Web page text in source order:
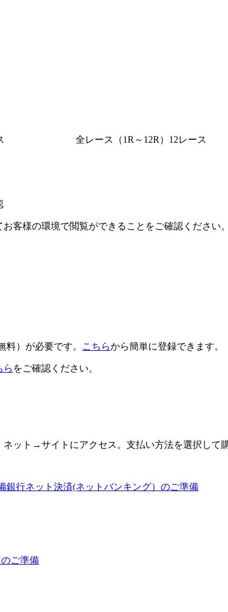
全レース（1R～12R）12レース
客様の環境で閲覧ができることをご確認ください。
）が必要です。 こちらから簡単に登録できます。
ら をご確認ください。
ット→サイトにアクセス。支払い方法を選択して購
銀行ネット決済(ネットバンキング）のご準備
ご準備